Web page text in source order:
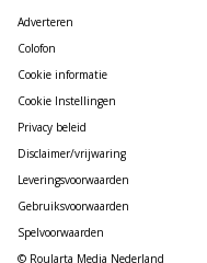
Adverteren
Colofon
Cookie informatie
Cookie Instellingen
Privacy beleid
Disclaimer/vrijwaring
Leveringsvoorwaarden
Gebruiksvoorwaarden
Spelvoorwaarden
© Roularta Media Nederland